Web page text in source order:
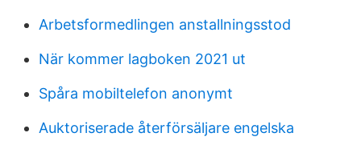
Arbetsformedlingen anstallningsstod
När kommer lagboken 2021 ut
Spåra mobiltelefon anonymt
Auktoriserade återförsäljare engelska